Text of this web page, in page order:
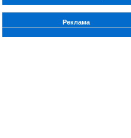
Реклама